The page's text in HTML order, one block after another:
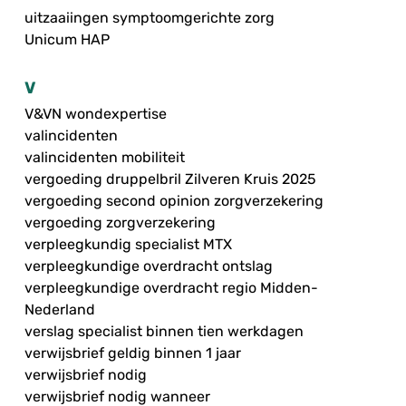
uitzaaiingen symptoomgerichte zorg
Unicum HAP
V
V&VN wondexpertise
valincidenten
valincidenten mobiliteit
vergoeding druppelbril Zilveren Kruis 2025
vergoeding second opinion zorgverzekering
vergoeding zorgverzekering
verpleegkundig specialist MTX
verpleegkundige overdracht ontslag
verpleegkundige overdracht regio Midden-
Nederland
verslag specialist binnen tien werkdagen
verwijsbrief geldig binnen 1 jaar
verwijsbrief nodig
verwijsbrief nodig wanneer